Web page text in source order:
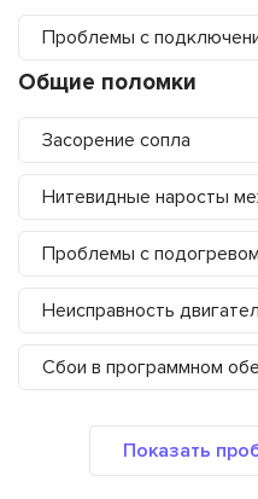
Проблемы с
Общие поломки
Засорение сопла
Нитевидные наросты
Проблемы с
Неисправность
Сбои в программном